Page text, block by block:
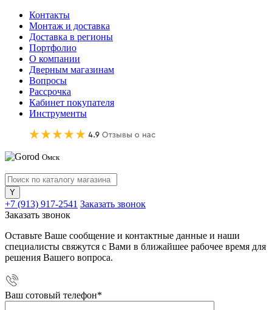
Контакты
Монтаж и доставка
Доставка в регионы
Портфолио
О компании
Дверным магазинам
Вопросы
Рассрочка
Кабинет покупателя
Инструменты
Омск
+7 (913) 917-2541 Заказать звонок
Заказать звонок
Оставьте Ваше сообщение и контактные данные и наши
специалисты свяжутся с Вами в ближайшее рабочее время для
решения Вашего вопроса.
Ваш сотовый телефон*